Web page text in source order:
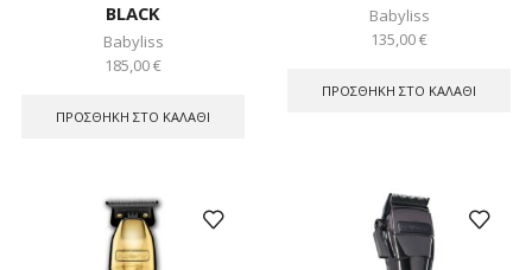
BLACK
Babyliss
185,00€
ΠΡΟΣΘΉΚΗ ΣΤΟ ΚΑΛΆΘΙ
Babyliss
135,00€
ΠΡΟΣΘΉΚΗ ΣΤΟ ΚΑΛΆΘΙ